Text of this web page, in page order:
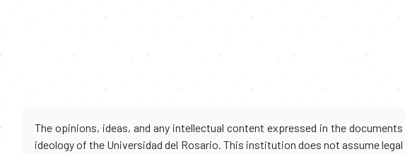
The opinions, ideas, and any intellectual content expressed in the
ideology of the Universidad del Rosario. This institution does not assume